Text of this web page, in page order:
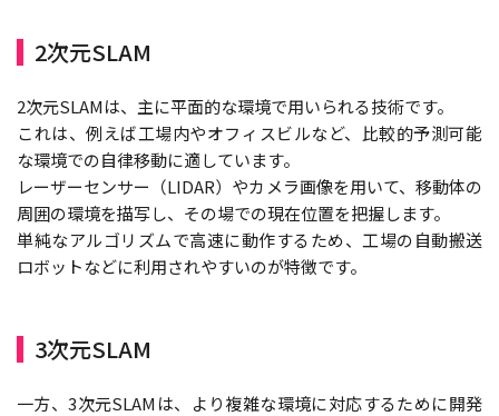
2次元SLAM
2次元SLAMは、主に平面的な環境で用いられる技術です。
これは、例えば工場内やオフィスビルなど、比較的予測可能
な環境での自律移動に適しています。
レーザーセンサー（LIDAR）やカメラ画像を用いて、移動体の
周囲の環境を描写し、その場での現在位置を把握します。
単純なアルゴリズムで高速に動作するため、工場の自動搬送
ロボットなどに利用されやすいのが特徴です。
3次元SLAM
一方、3次元SLAMは、より複雑な環境に対応するために開発